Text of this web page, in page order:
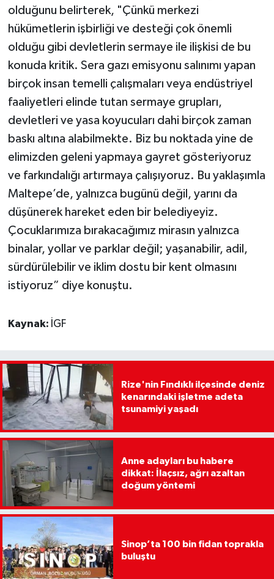
olduğunu belirterek, "Çünkü merkezi
hükümetlerin işbirliği ve desteği çok önemli
olduğu gibi devletlerin sermaye ile ilişkisi de bu
konuda kritik. Sera gazı emisyonu salınımı yapan
birçok insan temelli çalışmaları veya endüstriyel
faaliyetleri elinde tutan sermaye grupları,
devletleri ve yasa koyucuları dahi birçok zaman
baskı altına alabilmekte. Biz bu noktada yine de
elimizden geleni yapmaya gayret gösteriyoruz
ve farkındalığı artırmaya çalışıyoruz. Bu yaklaşımla
Maltepe’de, yalnızca bugünü değil, yarını da
düşünerek hareket eden bir belediyeyiz.
Çocuklarımıza bırakacağımız mirasın yalnızca
binalar, yollar ve parklar değil; yaşanabilir, adil,
sürdürülebilir ve iklim dostu bir kent olmasını
istiyoruz” diye konuştu.
Kaynak: İGF
Rize'nin Fındıklı ilçesinde deniz
kenarındaki işletme adeta
tsunamiyi yaşadı
Anne adayları bu habere
dikkat: İlaçsız, ağrı azaltan
doğum yöntemi
Sinop’ta 100 bin fidan toprakla
buluştu